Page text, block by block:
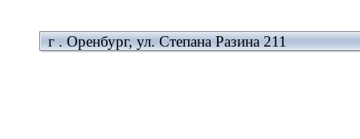
г . Оренбург, ул. Степана Разина 211